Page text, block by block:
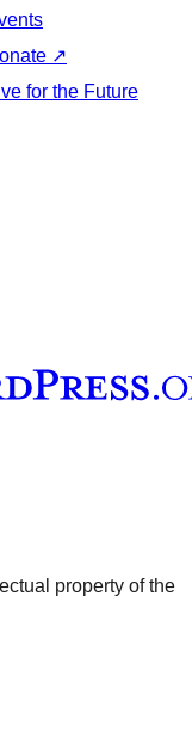
↗
for the Future
property of the